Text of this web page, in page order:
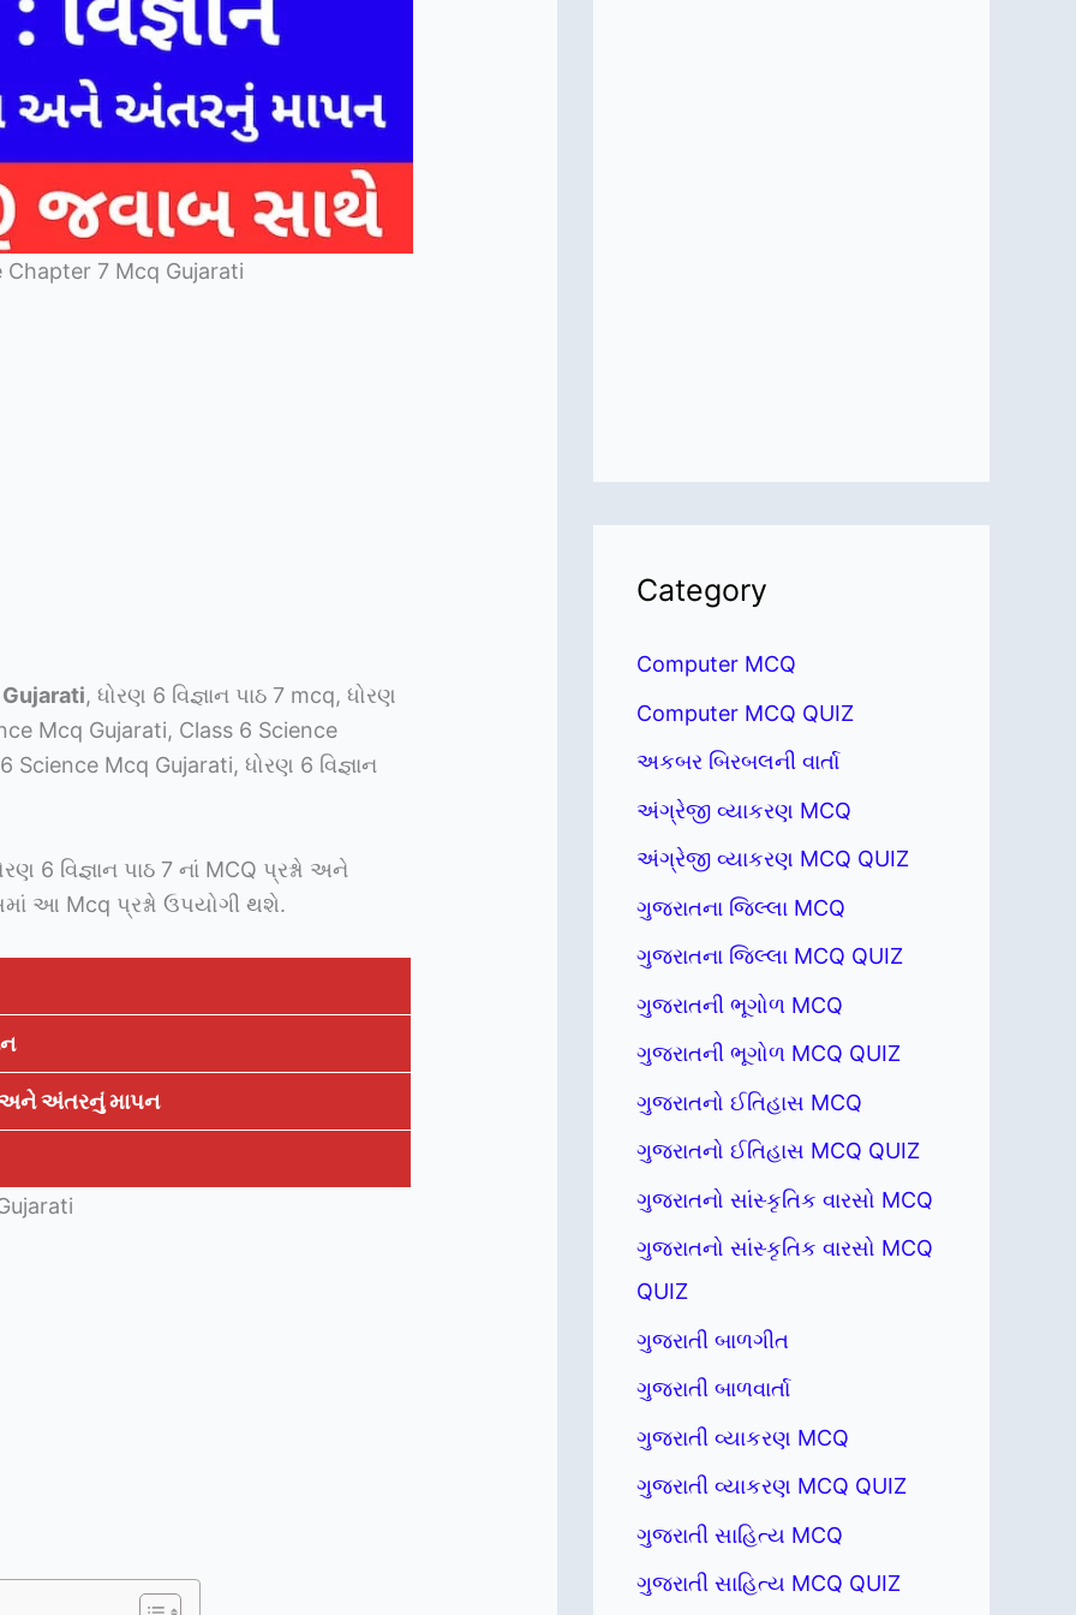
Chapter 7 Mcq Gujarati
, ધોરણ 6 વિજ્ઞાન પાઠ 7 mcq, ધોરણ
Mcq Gujarati, Class 6 Science
Mcq Gujarati, ધોરણ 6 વિજ્ઞાન
6 વિજ્ઞાન પાઠ 7 નાં MCQ પ્રશ્નો અને
આ Mcq પ્રશ્નો ઉપયોગી થશે.
અને અંતરનું માપન
Category
Computer MCQ
Computer MCQ QUIZ
અકબર બિરબલની વાર્તા
અંગ્રેજી વ્યાકરણ MCQ
અંગ્રેજી વ્યાકરણ MCQ QUIZ
ગુજરાતના જિલ્લા MCQ
ગુજરાતના જિલ્લા MCQ QUIZ
ગુજરાતની ભૂગોળ MCQ
ગુજરાતની ભૂગોળ MCQ QUIZ
ગુજરાતનો ઈતિહાસ MCQ
ગુજરાતનો ઈતિહાસ MCQ QUIZ
ગુજરાતનો સાંસ્કૃતિક વારસો MCQ
ગુજરાતનો સાંસ્કૃતિક વારસો MCQ
QUIZ
ગુજરાતી બાળગીત
ગુજરાતી બાળવાર્તા
ગુજરાતી વ્યાકરણ MCQ
ગુજરાતી વ્યાકરણ MCQ QUIZ
ગુજરાતી સાહિત્ય MCQ
ગુજરાતી સાહિત્ય MCQ QUIZ